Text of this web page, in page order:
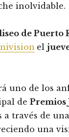
inolvidable.
de Puerto
el
uno de los
de Premios
través de
una